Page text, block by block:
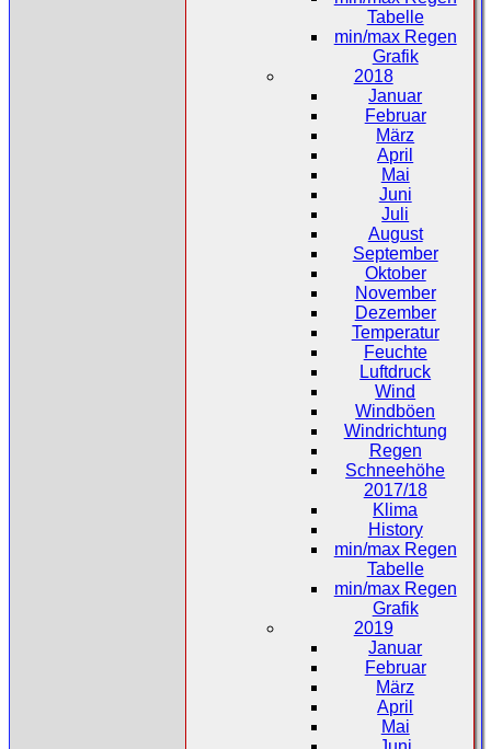
Tabelle
min/max Regen
Grafik
2018
Januar
Februar
März
April
Mai
Juni
Juli
August
September
Oktober
November
Dezember
Temperatur
Feuchte
Luftdruck
Wind
Windböen
Windrichtung
Regen
Schneehöhe
2017/18
Klima
History
min/max Regen
Tabelle
min/max Regen
Grafik
2019
Januar
Februar
März
April
Mai